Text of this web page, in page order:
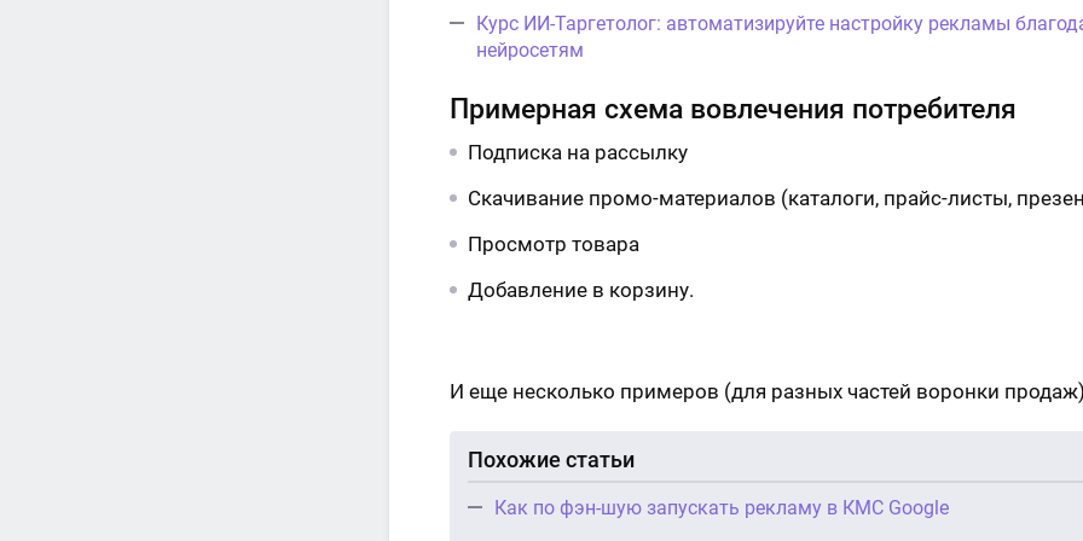
Курс ИИ-Таргетолог: автоматизируйте настройку рекламы
нейросетям
Примерная схема вовлечения потребителя
Подписка на рассылку
Скачивание промо-материалов (каталоги, прайс-листы,
Просмотр товара
Добавление в корзину.
И еще несколько примеров (для разных частей воронки
Похожие статьи
Как по фэн-шую запускать рекламу в КМС Google